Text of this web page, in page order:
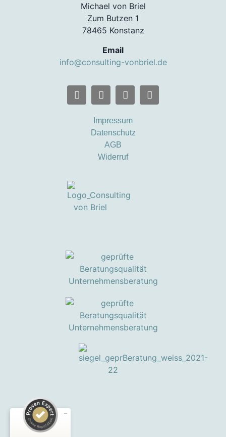
Michael von Briel
Zum Butzen 1
78465 Konstanz
Email
info@consulting-vonbriel.de
Impressum
Datenschutz
AGB
Widerruf
Kundenbewertungen und Erfahrungen zu